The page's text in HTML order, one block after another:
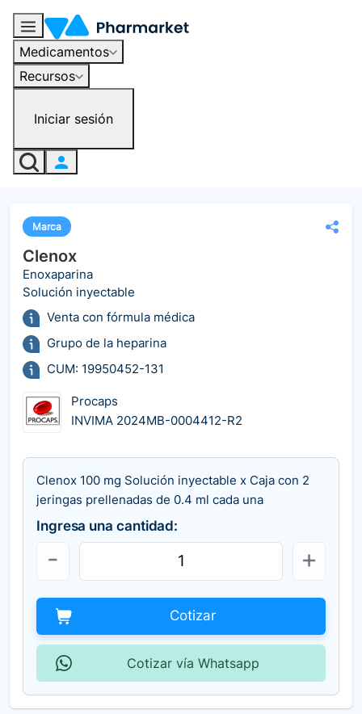
Medicamentos
Recursos
Iniciar sesión
Marca
Clenox
Enoxaparina
Solución inyectable
Venta con fórmula médica
Grupo de la heparina
CUM: 19950452-131
Procaps
INVIMA 2024MB-0004412-R2
Clenox 100 mg Solución inyectable x Caja con 2
jeringas prellenadas de 0.4 ml cada una
Ingresa una cantidad:
Cotizar
Cotizar vía Whatsapp